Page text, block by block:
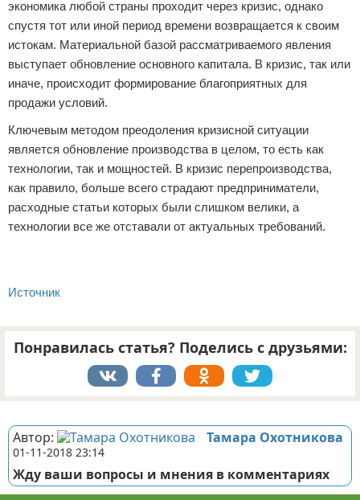
экономика любой страны проходит через кризис, однако
спустя тот или иной период времени возвращается к своим
истокам. Материальной базой рассматриваемого явления
выступает обновление основного капитала. В кризис, так или
иначе, происходит формирование благоприятных для
продажи условий.
Ключевым методом преодоления кризисной ситуации
является обновление производства в целом, то есть как
технологии, так и мощностей. В кризис перепроизводства,
как правило, больше всего страдают предприниматели,
расходные статьи которых были слишком велики, а
технологии все же отставали от актуальных требований.
Источник
Понравилась статья? Поделись с друзьями:
Автор: Тамара Охотникова
01-11-2018 23:14
Жду ваши вопросы и мнения в комментариях